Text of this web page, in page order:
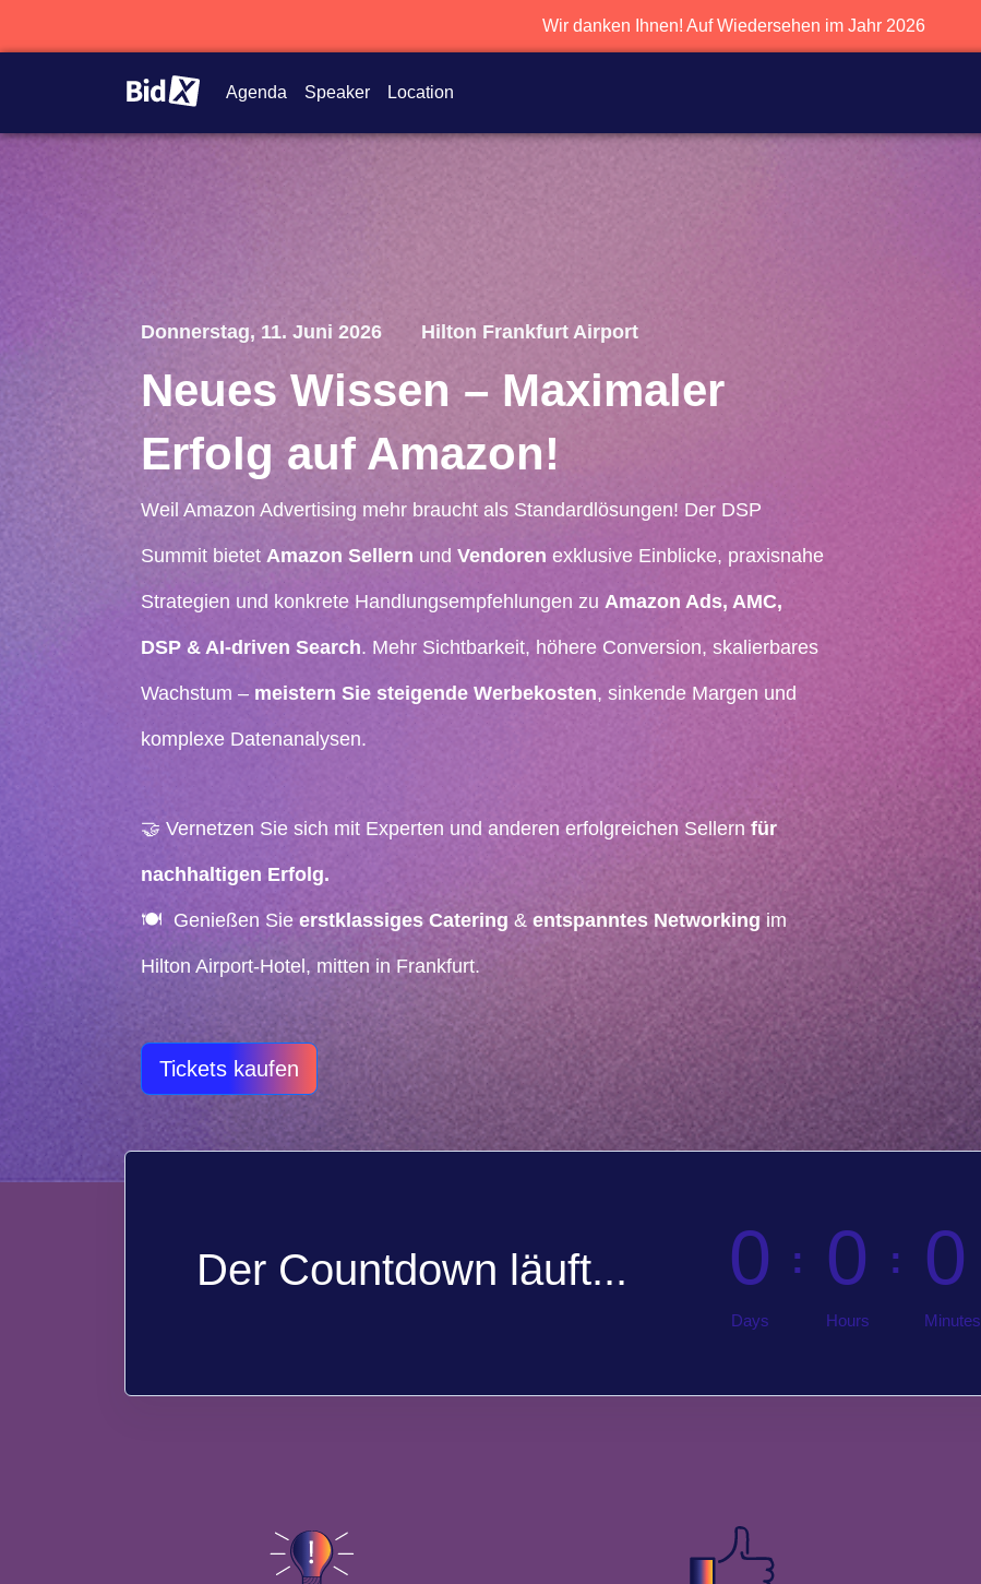
Wir danken Ihnen! Auf Wiedersehen im Jahr 2026
Donnerstag, 11. Juni 2026 Hilton Frankfurt Airport
Neues Wissen – Maximaler
Erfolg auf Amazon!
Weil Amazon Advertising mehr braucht als Standardlösungen! Der DSP
Summit bietet Amazon Sellern und Vendoren exklusive Einblicke, praxisnahe
Strategien und konkrete Handlungsempfehlungen zu Amazon Ads, AMC,
DSP & AI-driven Search. Mehr Sichtbarkeit, höhere Conversion, skalierbares
Wachstum – meistern Sie steigende Werbekosten, sinkende Margen und
komplexe Datenanalysen.
🤝 Vernetzen Sie sich mit Experten und anderen erfolgreichen Sellern für
nachhaltigen Erfolg.
🍽 Genießen Sieerstklassiges Catering& entspanntes Networkingim
Hilton Airport-Hotel, mitten in Frankfurt.
Tickets kaufen
Der Countdown läuft... 0
Days
0
Hours
0
Minutes
Agenda Speaker Location